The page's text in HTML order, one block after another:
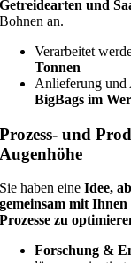
Getreidearten und
Bohnen an.
Verarbeitet
Tonnen
Anlieferung
BigBags im
Prozess- und
Augenhöhe
Sie haben eineIdee,
gemeinsam mit
Prozesse zu
Forschung &